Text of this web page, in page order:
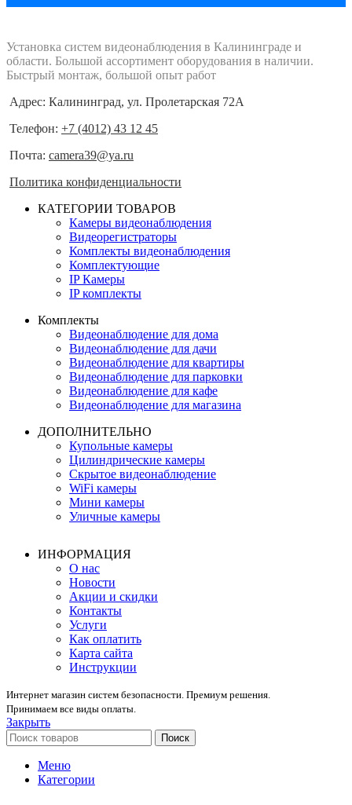
Установка систем видеонаблюдения в Калининграде и
области. Большой ассортимент оборудования в наличии.
Быстрый монтаж, большой опыт работ
Адрес: Калининград, ул. Пролетарская 72А
Телефон: +7 (4012) 43 12 45
Почта: camera39@ya.ru
Политика конфиденциальности
КАТЕГОРИИ ТОВАРОВ
Камеры видеонаблюдения
Видеорегистраторы
Комплекты видеонаблюдения
Комплектующие
IP Камеры
IP комплекты
Комплекты
Видеонаблюдение для дома
Видеонаблюдение для дачи
Видеонаблюдение для квартиры
Видеонаблюдение для парковки
Видеонаблюдение для кафе
Видеонаблюдение для магазина
ДОПОЛНИТЕЛЬНО
Купольные камеры
Цилиндрические камеры
Скрытое видеонаблюдение
WiFi камеры
Мини камеры
Уличные камеры
ИНФОРМАЦИЯ
О нас
Новости
Акции и скидки
Контакты
Услуги
Как оплатить
Карта сайта
Инструкции
Интернет магазин систем безопасности. Премиум решения.
Принимаем все виды оплаты.
Закрыть
Поиск
Меню
Категории